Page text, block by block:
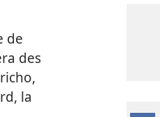
de
des
la